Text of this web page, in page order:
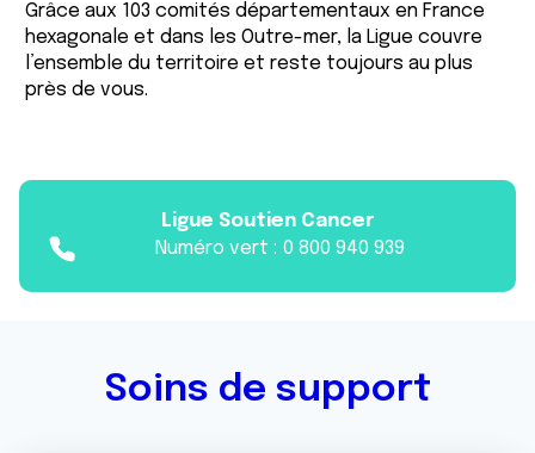
Grâce aux 103 comités départementaux en France
hexagonale et dans les Outre-mer, la Ligue couvre
l’ensemble du territoire et reste toujours au plus
près de vous.
Ligue Soutien Cancer
Numéro vert : 0 800 940 939
Soins de support